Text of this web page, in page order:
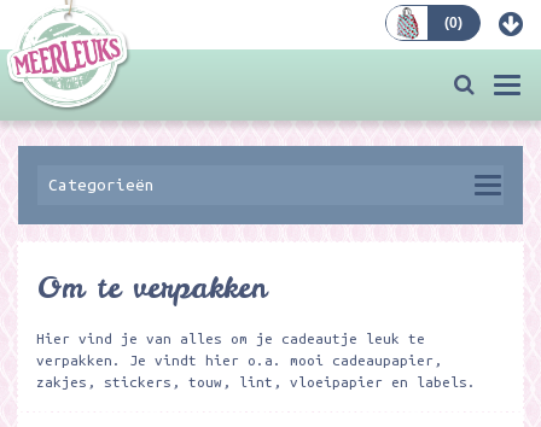
(0)
Categorieën
Om te verpakken
Hier vind je van alles om je cadeautje leuk te
verpakken. Je vindt hier o.a. mooi cadeaupapier,
zakjes, stickers, touw, lint, vloeipapier en labels.